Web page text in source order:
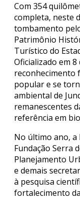
Com 354
completa, neste
tombamento
Patrimônio
Turístico do
Oficializado em 8
reconhecimento
popular e se
ambiental de
remanescentes
referência em
No último ano, a
Fundação Serra
Planejamento
e demais
à pesquisa
fortalecimento